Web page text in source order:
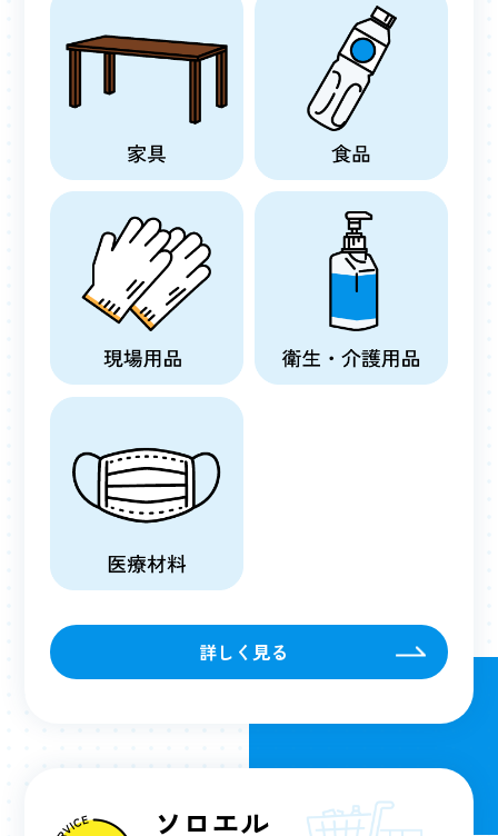
詳しく見る